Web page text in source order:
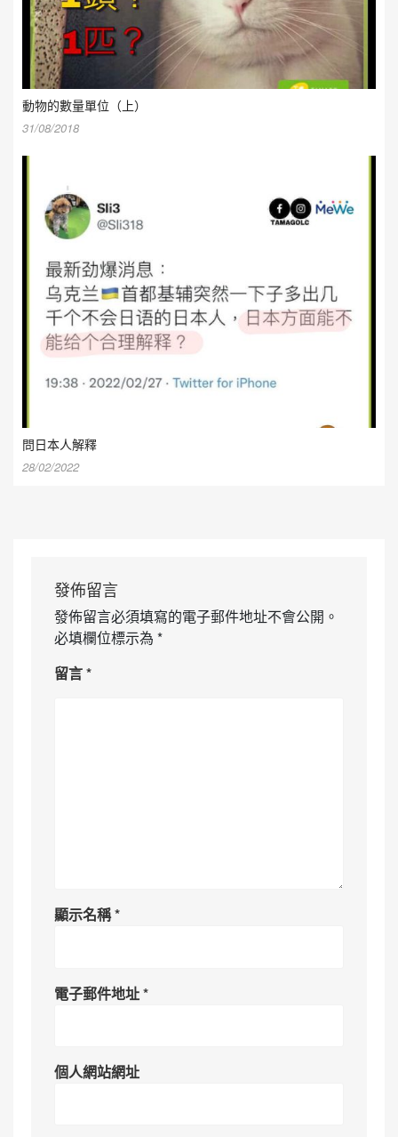
動物的數量單位（上）
31/08/2018
問日本人解釋
28/02/2022
發佈留言
發佈留言必須填寫的電子郵件地址不會公開。
必填欄位標示為 *
留言*
顯示名稱*
電子郵件地址*
個人網站網址